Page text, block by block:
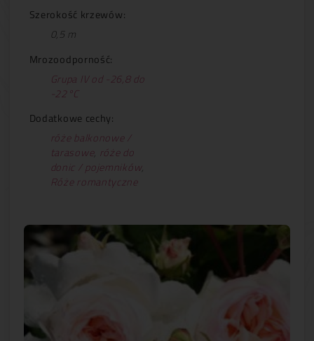
Szerokość krzewów:
0,5 m
Mrozoodporność:
Grupa IV od -26,8 do
-22°C
Dodatkowe cechy:
róże balkonowe /
tarasowe, róże do
donic / pojemników,
Róże romantyczne